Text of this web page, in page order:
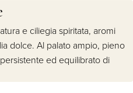
e ciliegia spiritata, aromi
dolce. Al palato ampio, pieno
ed equilibrato di